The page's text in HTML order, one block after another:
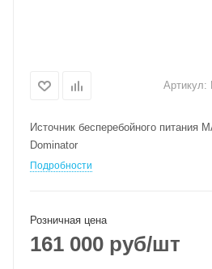
Артикул:
Источник бесперебойного питания
Dominator
Подробности
Розничная цена
161 000 руб/шт